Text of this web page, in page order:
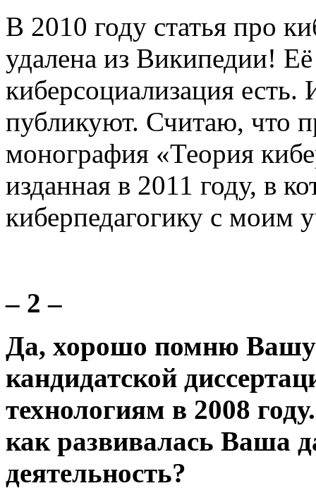
В 2010 году статья про
удалена из Википедии!
киберсоциализация
публикуют. Считаю, что
монография «Теория
изданная в 2011 году, в
киберпедагогику с моим
– 2 –
Да, хорошо помню
кандидатской
технологиям в 2008
как развивалась Ваша
деятельность?